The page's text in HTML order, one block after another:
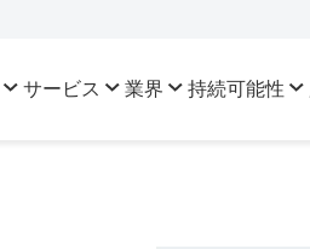
サービス 業界 持続可能性